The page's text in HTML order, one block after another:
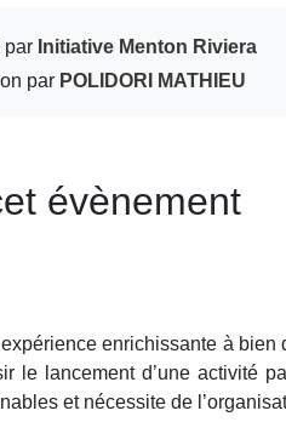
Initiative Menton Riviera
parPOLIDORI MATHIEU
évènement
enrichissante à
le lancement d’une activité
et nécessite de